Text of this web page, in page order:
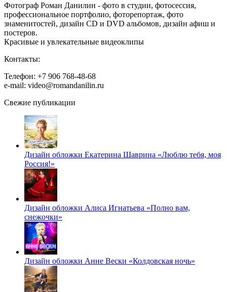
Фотограф Роман Данилин - фото в студии, фотосессия,
профессиональное портфолио, фоторепортаж, фото
знаменитостей, дизайн CD и DVD альбомов, дизайн афиш и
постеров.
Красивые и увлекательные видеоклипы
Контакты:
Телефон: +7 906 768-48-68
e-mail: video@romandanilin.ru
Свежие публикации
Дизайн обложки Екатерина Шаврина «Люблю тебя, моя
Россия!»
Дизайн обложки Алиса Игнатьева «Полно вам,
снежочки»
Дизайн обложки Анне Вески «Колдовская ночь»